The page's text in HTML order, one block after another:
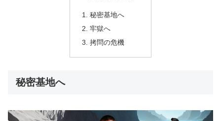
秘密基地へ
牢獄へ
拷問の危機
秘密基地へ